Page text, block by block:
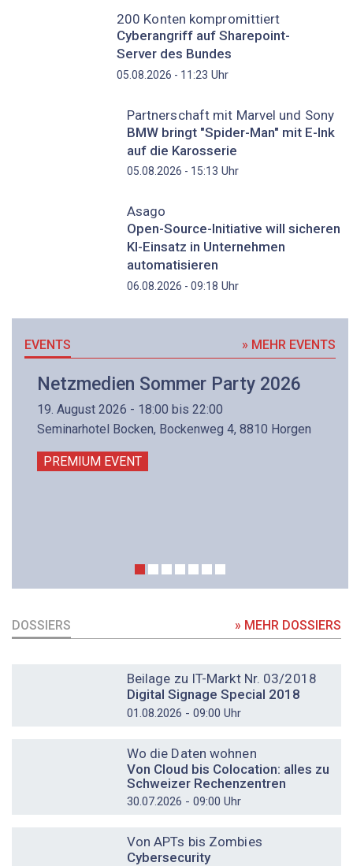
200 Konten kompromittiert
Cyberangriff auf Sharepoint-
Server des Bundes
05.08.2026 - 11:23 Uhr
Partnerschaft mit Marvel und Sony
BMW bringt "Spider-Man" mit E-Ink
auf die Karosserie
05.08.2026 - 15:13 Uhr
Asago
Open-Source-Initiative will sicheren
KI-Einsatz in Unternehmen
automatisieren
06.08.2026 - 09:18 Uhr
EVENTS » MEHR EVENTS
Netzmedien Sommer Party 2026
19. August 2026 - 18:00 bis 22:00
Seminarhotel Bocken, Bockenweg 4, 8810 Horgen
PREMIUM EVENT
DOSSIERS » MEHR DOSSIERS
Beilage zu IT-Markt Nr. 03/2018
Digital Signage Special 2018
01.08.2026 - 09:00 Uhr
Wo die Daten wohnen
Von Cloud bis Colocation: alles zu
Schweizer Rechenzentren
30.07.2026 - 09:00 Uhr
Von APTs bis Zombies
Cybersecurity